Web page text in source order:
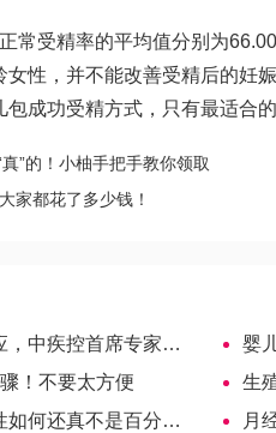
常受精率的平均值分别为
性，并不能改善受精后的妊
包成功受精方式，只有最适合的
”的！小柚手把手教你领取
家都花了多少钱！
首席专家王华庆回复
婴
！不要太方便
生
还真不是百分之百！
月